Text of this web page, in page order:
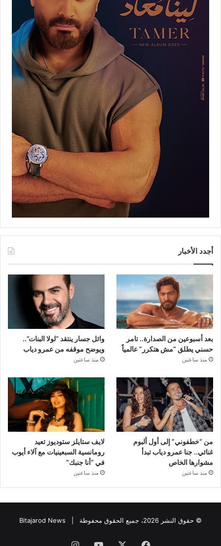
أجدد الأخبار
بعد أسبوعين من الصدارة.. تامر
حسني يطلق “مش هتكرر” عالمياً
منذ ساعتين
وائل جسار ينتقد “لولا البنات”..
ويوضح موقفه من عمرو دياب
منذ ساعتين
من “خطفوني” إلى أول ألبوم
غنائي.. جنا عمرو دياب تبدأ
مشوارها الخاص
منذ ساعتين
لايف ستايلز ستوديوز تعيد
رومانسية السبعينيات مع آلاء أيوب
في “أنا جنبك”
منذ ساعتين
© حقوق النشر 2026، جميع الحقوق محفوظة | Bitajarod News